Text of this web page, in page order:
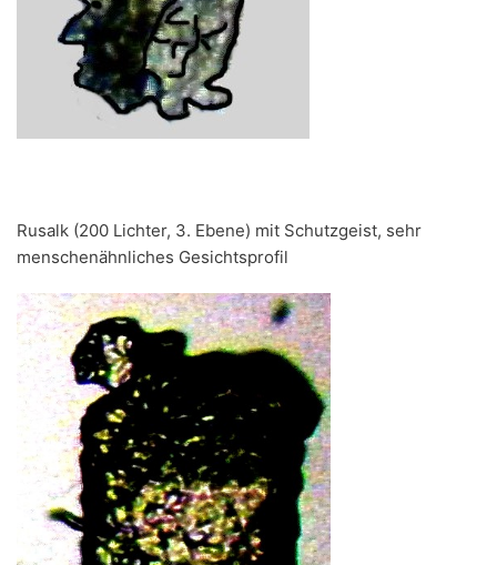
Rusalk (200 Lichter, 3. Ebene) mit Schutzgeist, sehr
menschenähnliches Gesichtsprofil